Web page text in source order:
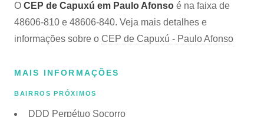
O CEP de Capuxú em Paulo Afonso é na faixa de
48606-810 e 48606-840. Veja mais detalhes e
informações sobre o CEP de Capuxú - Paulo Afonso
MAIS INFORMAÇÕES
BAIRROS PRÓXIMOS
DDD Perpétuo Socorro